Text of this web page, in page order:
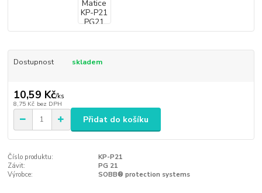
Dostupnost skladem
10,59 Kč/ks
8,75 Kč bez DPH
Přidat do košíku
Číslo produktu:
KP-P21
Závit:
PG 21
Výrobce:
SOBB® protection systems